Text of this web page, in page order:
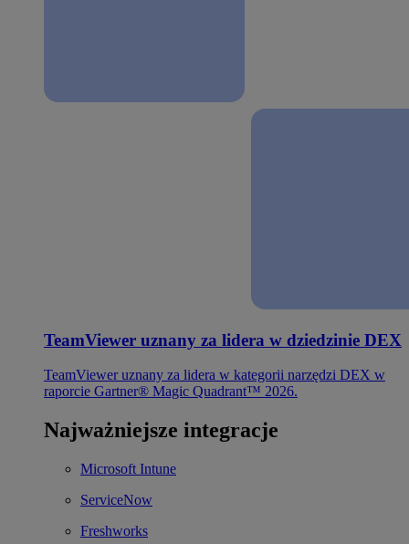
TeamViewer uznany za lidera w dziedzinie DEX
TeamViewer uznany za lidera w kategorii narzędzi DEX w
raporcie Gartner® Magic Quadrant™ 2026.
Najważniejsze integracje
Microsoft Intune
ServiceNow
Freshworks